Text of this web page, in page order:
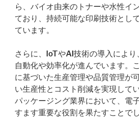
ら、バイオ由来のトナーや水性イ
ており、持続可能な印刷技術とし
ています。
さらに、IoTやAI技術の導入によ
自動化や効率化が進んでいます。
に基づいた生産管理や品質管理が
い生産性とコスト削減を実現して
パッケージング業界において、電
すます重要な役割を果たすことでし